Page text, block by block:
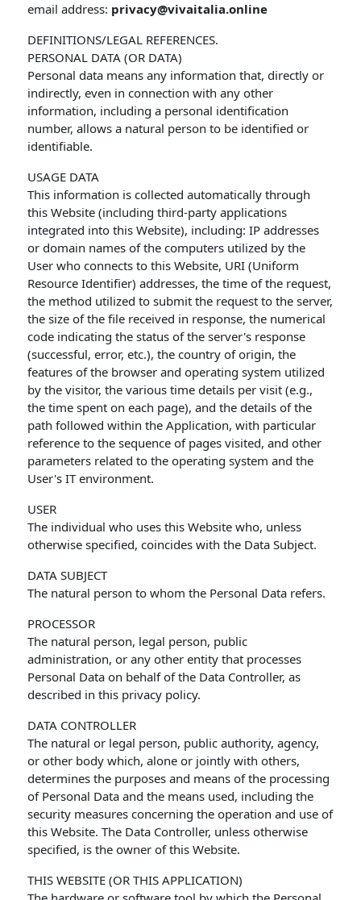
email address: privacy@vivaitalia.online
DEFINITIONS/LEGAL REFERENCES.
PERSONAL DATA (OR DATA)
Personal data means any information that, directly or
indirectly, even in connection with any other
information, including a personal identification
number, allows a natural person to be identified or
identifiable.
USAGE DATA
This information is collected automatically through
this Website (including third-party applications
integrated into this Website), including: IP addresses
or domain names of the computers utilized by the
User who connects to this Website, URI (Uniform
Resource Identifier) ​​addresses, the time of the request,
the method utilized to submit the request to the server,
the size of the file received in response, the numerical
code indicating the status of the server's response
(successful, error, etc.), the country of origin, the
features of the browser and operating system utilized
by the visitor, the various time details per visit (e.g.,
the time spent on each page), and the details of the
path followed within the Application, with particular
reference to the sequence of pages visited, and other
parameters related to the operating system and the
User's IT environment.
USER
The individual who uses this Website who, unless
otherwise specified, coincides with the Data Subject.
DATA SUBJECT
The natural person to whom the Personal Data refers.
PROCESSOR
The natural person, legal person, public
administration, or any other entity that processes
Personal Data on behalf of the Data Controller, as
described in this privacy policy.
DATA CONTROLLER
The natural or legal person, public authority, agency,
or other body which, alone or jointly with others,
determines the purposes and means of the processing
of Personal Data and the means used, including the
security measures concerning the operation and use of
this Website. The Data Controller, unless otherwise
specified, is the owner of this Website.
THIS WEBSITE (OR THIS APPLICATION)